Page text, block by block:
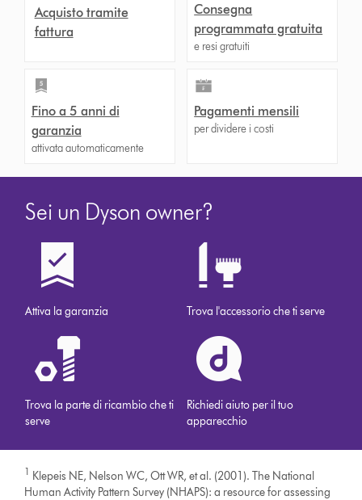
Acquisto tramite
fattura
Consegna
programmata gratuita
e resi gratuiti
Fino a 5 anni di
garanzia
attivata automaticamente
Pagamenti mensili
per dividere i costi
Sei un Dyson owner?
Attiva la garanzia Trova l'accessorio che ti serve
Trova la parte di ricambio che ti
serve
Richiedi aiuto per il tuo
apparecchio
1 Klepeis NE, Nelson WC, Ott WR, et al. (2001). The National
Human Activity Pattern Survey (NHAPS): a resource for assessing